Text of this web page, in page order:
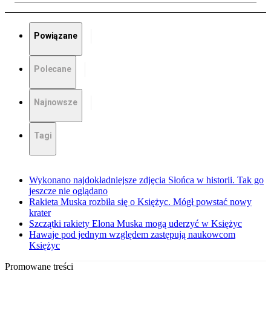
Powiązane
Polecane
Najnowsze
Tagi
Wykonano najdokładniejsze zdjęcia Słońca w historii. Tak go
jeszcze nie oglądano
Rakieta Muska rozbiła się o Księżyc. Mógł powstać nowy
krater
Szczątki rakiety Elona Muska mogą uderzyć w Księżyc
Hawaje pod jednym względem zastępują naukowcom
Księżyc
Promowane treści